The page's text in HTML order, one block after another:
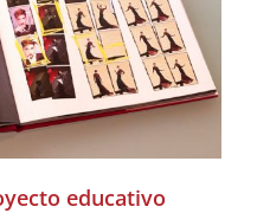
educativo